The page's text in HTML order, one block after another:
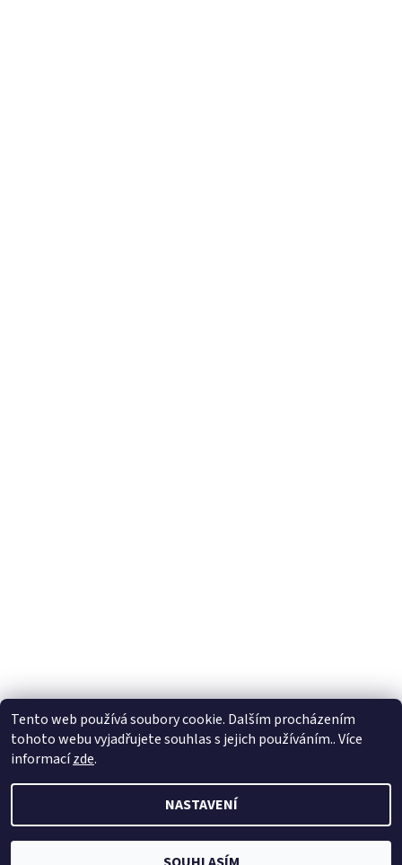
2026 © Auta pro děti, všechna práva vyhrazena
Vytvořil Shoptet
Tento web používá soubory cookie. Dalším procházením
tohoto webu vyjadřujete souhlas s jejich používáním.. Více
informacízde.
NASTAVENÍ